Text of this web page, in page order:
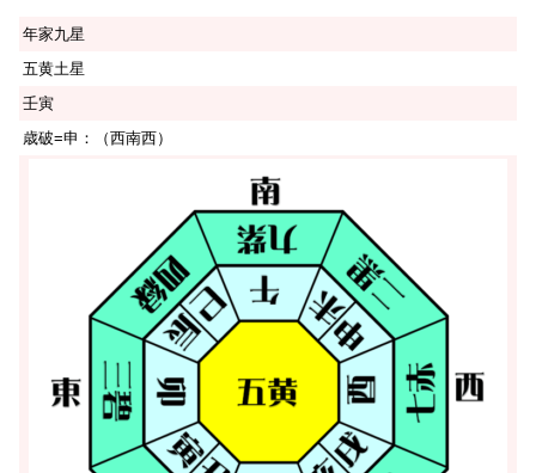
年家九星
五黄土星
壬寅
歳破=申：（西南西）